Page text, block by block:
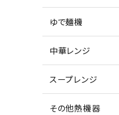
ゆで麺機
中華レンジ
スープレンジ
その他熱機器